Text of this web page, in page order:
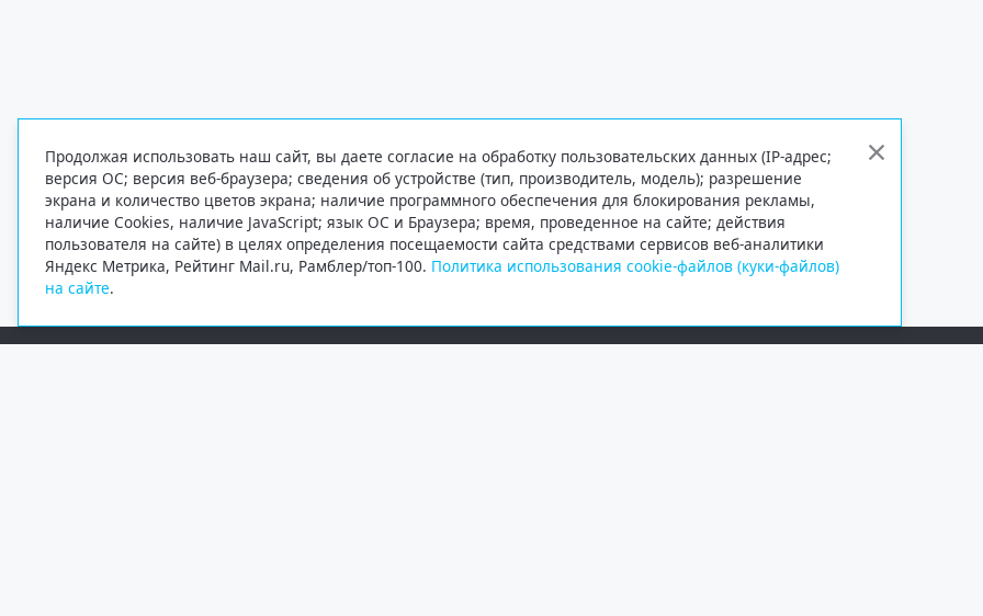
Продолжая использовать наш сайт, вы даете согласие на обработку пользовательских данных (IP-адрес;
версия ОС; версия веб-браузера; сведения об устройстве (тип, производитель, модель); разрешение
экрана и количество цветов экрана; наличие программного обеспечения для блокирования рекламы,
наличие Cookies, наличие JavaScript; язык ОС и Браузера; время, проведенное на сайте; действия
пользователя на сайте) в целях определения посещаемости сайта средствами сервисов веб-аналитики
Яндекс Метрика, Рейтинг Mail.ru, Рамблер/топ-100. Политика использования cookie-файлов (куки-файлов)
на сайте.